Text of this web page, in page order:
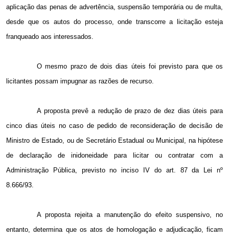
aplicação das penas de advertência, suspensão temporária ou de multa,
desde que os autos do processo, onde transcorre a licitação esteja
franqueado aos interessados.
O mesmo prazo de dois dias úteis foi previsto para que os
licitantes possam impugnar as razões de recurso.
A proposta prevê a redução de prazo de dez dias úteis para
cinco dias úteis no caso de pedido de reconsideração de decisão de
Ministro de Estado, ou de Secretário Estadual ou Municipal, na hipótese
de declaração de inidoneidade para licitar ou contratar com a
Administração Pública, previsto no inciso IV do art. 87 da Lei nº
8.666/93.
A proposta rejeita a manutenção do efeito suspensivo, no
entanto, determina que os atos de homologação e adjudicação, ficam